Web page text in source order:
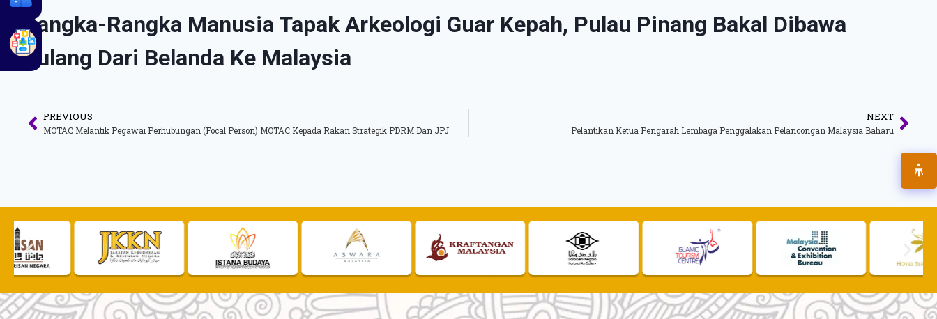
Rangka-Rangka Manusia Tapak Arkeologi Guar Kepah, Pulau Pinang Bakal Dibawa
Pulang Dari Belanda Ke Malaysia
PREVIOUS
MOTAC Melantik Pegawai Perhubungan (Focal Person) MOTAC Kepada Rakan Strategik PDRM Dan JPJ
NEXT
Pelantikan Ketua Pengarah Lembaga Penggalakan Pelancongan Malaysia Baharu